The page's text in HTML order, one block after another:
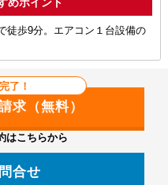
徒歩9分。エアコン１台設備の
了！
はこちらから
合せ